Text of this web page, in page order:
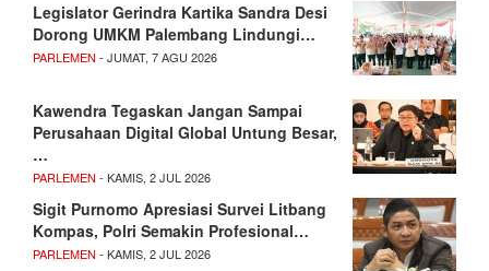
Legislator Gerindra Kartika Sandra Desi
Dorong UMKM Palembang Lindungi…
PARLEMEN - JUMAT, 7 AGU 2026
Kawendra Tegaskan Jangan Sampai
Perusahaan Digital Global Untung Besar,
…
PARLEMEN - KAMIS, 2 JUL 2026
Sigit Purnomo Apresiasi Survei Litbang
Kompas, Polri Semakin Profesional…
PARLEMEN - KAMIS, 2 JUL 2026